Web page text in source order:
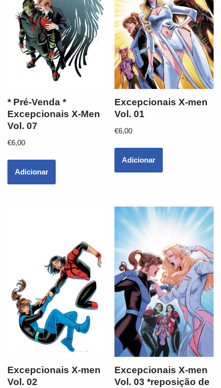
* Pré-Venda *
Excepcionais X-Men
Vol. 07
€6,00
Adicionar
Excepcionais X-men
Vol. 01
€6,00
Adicionar
Excepcionais X-men
Vol. 02
Excepcionais X-men
Vol. 03 *reposição de